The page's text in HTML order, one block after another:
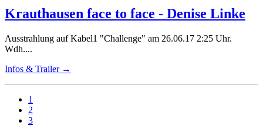
Krauthausen face to face - Denise Linke
Ausstrahlung auf Kabel1 "Challenge" am 26.06.17 2:25 Uhr.
Wdh....
Infos & Trailer →
1
2
3